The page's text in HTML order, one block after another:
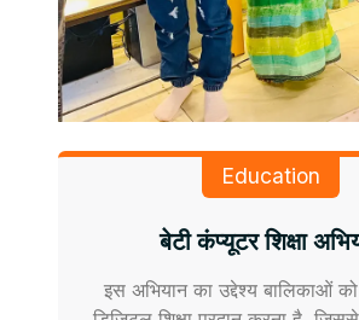
Education
बेटी कंप्यूटर शिक्षा
इस अभियान का उद्देश्य बालिकाओं